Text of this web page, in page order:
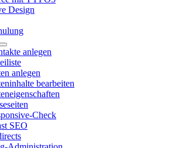
Design
anlegen
anlegen
bearbeiten
Check
SEO